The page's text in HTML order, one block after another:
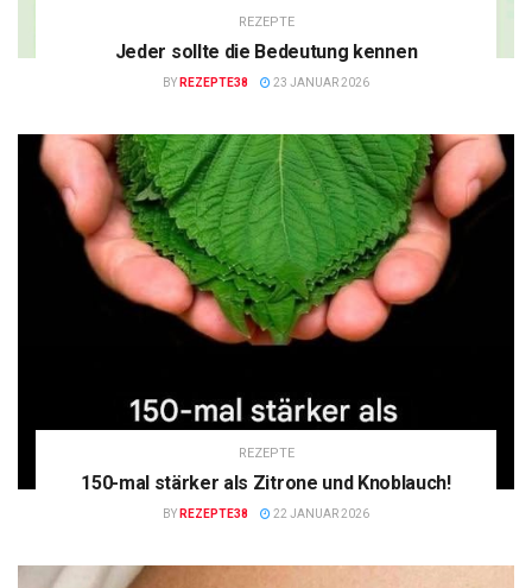
REZEPTE
Jeder sollte die Bedeutung kennen
BY REZEPTE38 23 JANUAR 2026
REZEPTE
150-mal stärker als Zitrone und Knoblauch!
BY REZEPTE38 22 JANUAR 2026